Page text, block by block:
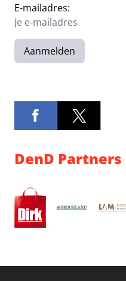
E-mailadres:
Aanmelden
DenD Partners